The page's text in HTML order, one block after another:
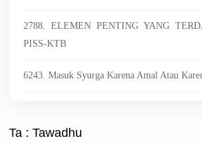
2788. ELEMEN PENTING YANG
PISS-KTB
6243. Masuk Syurga Karena Amal Atau
Ta : Tawadhu